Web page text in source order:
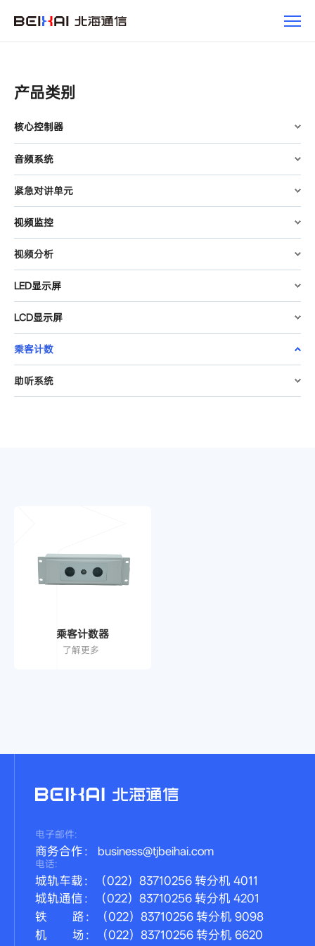
产品类别
核心控制器
音频系统
紧急对讲单元
视频监控
视频分析
LED显示屏
LCD显示屏
乘客计数
助听系统
乘客计数器
了解更多
电子邮件:
商务合作： business@tjbeihai.com
电话:
城轨车载：（022）83710256 转分机 4011
城轨通信：（022）83710256 转分机 4201
铁 路：（022）83710256 转分机 9098
机 场：（022）83710256 转分机 6620